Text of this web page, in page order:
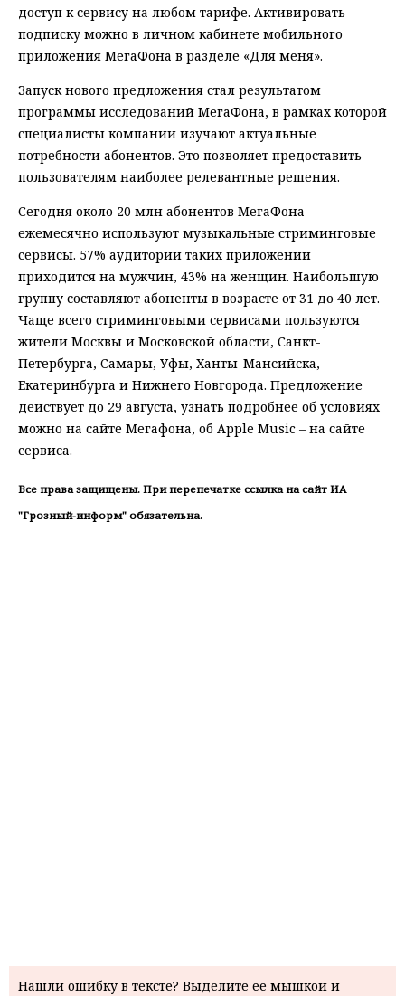
доступ к сервису на любом тарифе. Активировать
подписку можно в личном кабинете мобильного
приложения МегаФона в разделе «Для меня».
Запуск нового предложения стал результатом
программы исследований МегаФона, в рамках которой
специалисты компании изучают актуальные
потребности абонентов. Это позволяет предоставить
пользователям наиболее релевантные решения.
Сегодня около 20 млн абонентов МегаФона
ежемесячно используют музыкальные стриминговые
сервисы. 57% аудитории таких приложений
приходится на мужчин, 43% на женщин. Наибольшую
группу составляют абоненты в возрасте от 31 до 40 лет.
Чаще всего стриминговыми сервисами пользуются
жители Москвы и Московской области, Санкт-
Петербурга, Cамары, Уфы, Ханты-Мансийска,
Екатеринбурга и Нижнего Новгорода. Предложение
действует до 29 августа, узнать подробнее об условиях
можно на сайте Мегафона, об Apple Music – на сайте
сервиса.
Все права защищены. При перепечатке ссылка на сайт ИА
"Грозный-информ" обязательна.
Нашли ошибку в тексте? Выделите ее мышкой и